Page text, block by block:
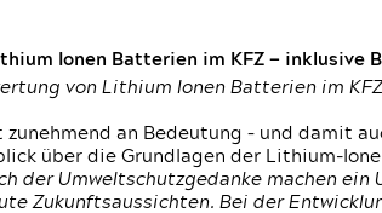
Ionen Batterien im KFZ — inklusive
von Lithium Ionen Batterien im
an Bedeutung – und damit
über die Grundlagen der Lithium-
der Umweltschutzgedanke machen
Zukunftsaussichten. Bei der